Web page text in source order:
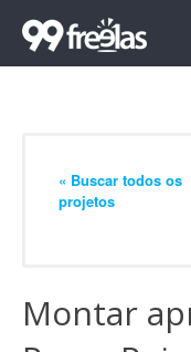
« Buscar todos os
projetos
Montar